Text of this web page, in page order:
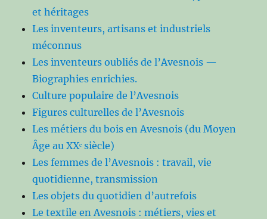
et héritages
Les inventeurs, artisans et industriels
méconnus
Les inventeurs oubliés de l’Avesnois —
Biographies enrichies.
Culture populaire de l’Avesnois
Figures culturelles de l’Avesnois
Les métiers du bois en Avesnois (du Moyen
Âge au XXᵉ siècle)
Les femmes de l’Avesnois : travail, vie
quotidienne, transmission
Les objets du quotidien d’autrefois
Le textile en Avesnois : métiers, vies et